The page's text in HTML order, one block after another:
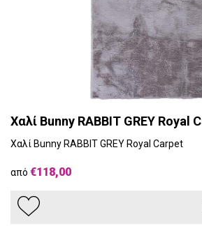
Χαλί Bunny RABBIT GREY Royal
Χαλί Bunny RABBIT GREY Royal Carpet
από €118,00